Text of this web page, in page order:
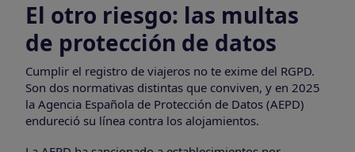
El otro riesgo: las multas
de protección de datos
Cumplir el registro de viajeros no te exime del RGPD.
Son dos normativas distintas que conviven, y en 2025
la Agencia Española de Protección de Datos (AEPD)
endureció su línea contra los alojamientos.